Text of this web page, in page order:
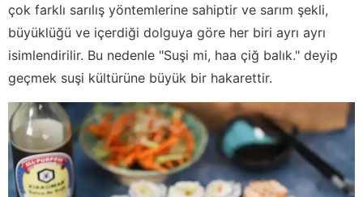
çok farklı sarılış yöntemlerine sahiptir ve sarım şekli,
büyüklüğü ve içerdiği dolguya göre her biri ayrı ayrı
isimlendirilir. Bu nedenle "Suşi mi, haa çiğ balık." deyip
geçmek suşi kültürüne büyük bir hakarettir.